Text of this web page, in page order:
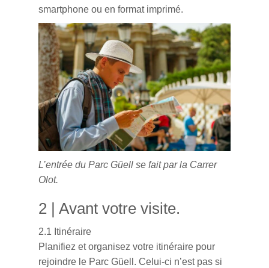
smartphone ou en format imprimé.
L’entrée du Parc Güell se fait par la Carrer
Olot.
2 | Avant votre visite.
2.1 Itinéraire
Planifiez et organisez votre itinéraire pour
rejoindre le Parc Güell. Celui-ci n’est pas si